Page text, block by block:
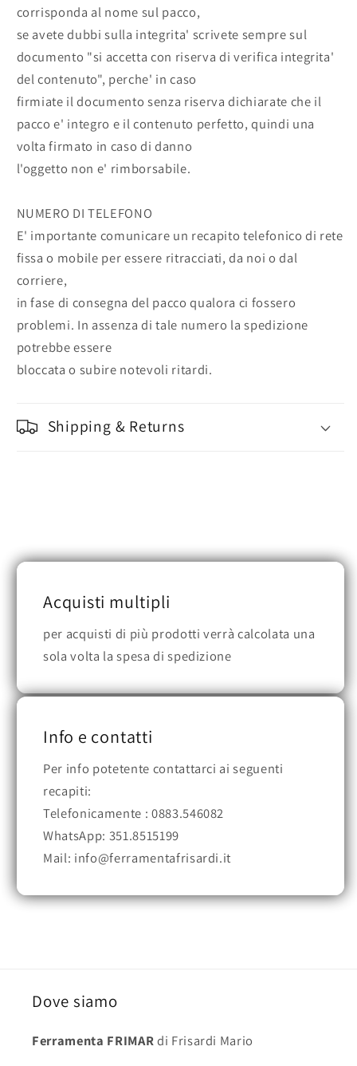
corrisponda al nome sul pacco,
se avete dubbi sulla integrita' scrivete sempre sul
documento "si accetta con riserva di verifica integrita'
del contenuto", perche' in caso
firmiate il documento senza riserva dichiarate che il
pacco e' integro e il contenuto perfetto, quindi una
volta firmato in caso di danno
l'oggetto non e' rimborsabile.
NUMERO DI TELEFONO
E' importante comunicare un recapito telefonico di rete
fissa o mobile per essere ritracciati, da noi o dal
corriere,
in fase di consegna del pacco qualora ci fossero
problemi. In assenza di tale numero la spedizione
potrebbe essere
bloccata o subire notevoli ritardi.
Shipping & Returns
Acquisti multipli
per acquisti di più prodotti verrà calcolata una
sola volta la spesa di spedizione
Info e contatti
Per info potetente contattarci ai seguenti
recapiti:
Telefonicamente : 0883.546082
WhatsApp: 351.8515199
Mail: info@ferramentafrisardi.it
Dove siamo
Ferramenta FRIMARdi Frisardi Mario